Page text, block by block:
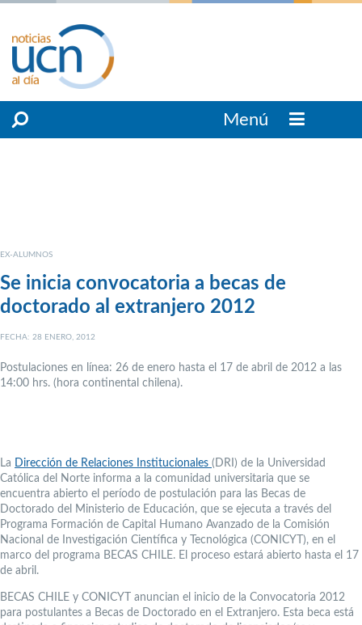
Menú
EX-ALUMNOS
Se inicia convocatoria a becas de
doctorado al extranjero 2012
FECHA: 28 ENERO, 2012
Postulaciones en línea: 26 de enero hasta el 17 de abril de 2012 a las
14:00 hrs. (hora continental chilena).
La Dirección de Relaciones Institucionales (DRI) de la Universidad
Católica del Norte informa a la comunidad universitaria que se
encuentra abierto el período de postulación para las Becas de
Doctorado del Ministerio de Educación, que se ejecuta a través del
Programa Formación de Capital Humano Avanzado de la Comisión
Nacional de Investigación Científica y Tecnológica (CONICYT), en el
marco del programa BECAS CHILE. El proceso estará abierto hasta el 17
de abril.
BECAS CHILE y CONICYT anuncian el inicio de la Convocatoria 2012
para postulantes a Becas de Doctorado en el Extranjero. Esta beca está